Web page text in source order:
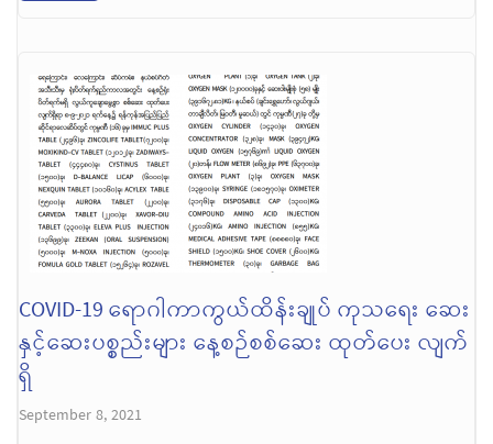
COVID-19 ရောဂါကာကွယ်ထိန်းချုပ် ကုသရေး ဆေး
နှင့်ဆေးပစ္စည်းများ နေ့စဉ်စစ်ဆေး ထုတ်ပေး လျက်
ရှိ
September 8, 2021